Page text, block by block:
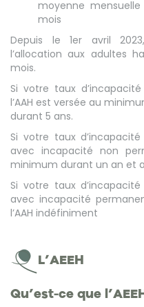
moyenne
mois
Depuis le 1er avril
l’allocation aux adultes
mois.
Si votre taux
l’AAH est versée au
durant 5 ans.
Si votre taux
avec incapacité non
minimum durant un an et
Si votre taux
avec incapacité
l’AAH indéfiniment
L’AEEH
Qu’est-ce que